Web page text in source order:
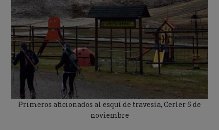
Primeros aficionados al esquí de travesía, Cerler 5 de
noviembre